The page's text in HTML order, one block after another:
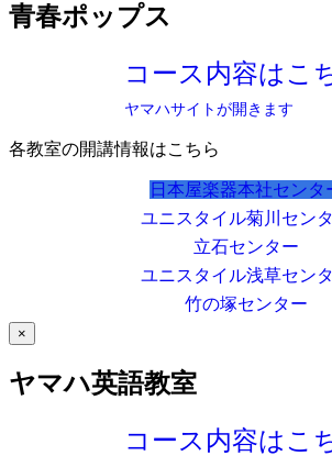
青春ポップス
コース内容はこ
ヤマハサイトが開きます
各教室の開講情報はこちら
日本屋楽器本社センタ
ユニスタイル菊川セン
立石センター
ユニスタイル浅草セン
竹の塚センター
×
ヤマハ英語教室
コース内容はこ